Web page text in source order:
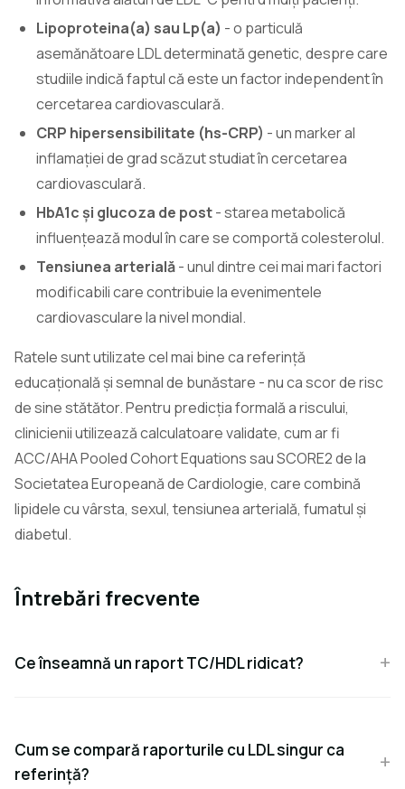
Lipoproteina(a) sau Lp(a) - o particulă
asemănătoare LDL determinată genetic, despre care
studiile indică faptul că este un factor independent în
cercetarea cardiovasculară.
CRP hipersensibilitate (hs-CRP) - un marker al
inflamației de grad scăzut studiat în cercetarea
cardiovasculară.
HbA1c și glucoza de post- starea metabolică
influențează modul în care se comportă colesterolul.
Tensiunea arterială- unul dintre cei mai mari factori
modificabili care contribuie la evenimentele
cardiovasculare la nivel mondial.
Ratele sunt utilizate cel mai bine ca referință
educațională și semnal de bunăstare - nu ca scor de risc
de sine stătător. Pentru predicția formală a riscului,
clinicienii utilizează calculatoare validate, cum ar fi
ACC/AHA Pooled Cohort Equations sau SCORE2 de la
Societatea Europeană de Cardiologie, care combină
lipidele cu vârsta, sexul, tensiunea arterială, fumatul și
diabetul.
Întrebări frecvente
Ce înseamnă un raport TC/HDL ridicat?
Cum se compară raporturile cu LDL singur ca
referință?